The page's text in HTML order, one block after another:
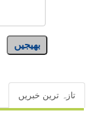
بھیجیں
تازہ ترین خبریں